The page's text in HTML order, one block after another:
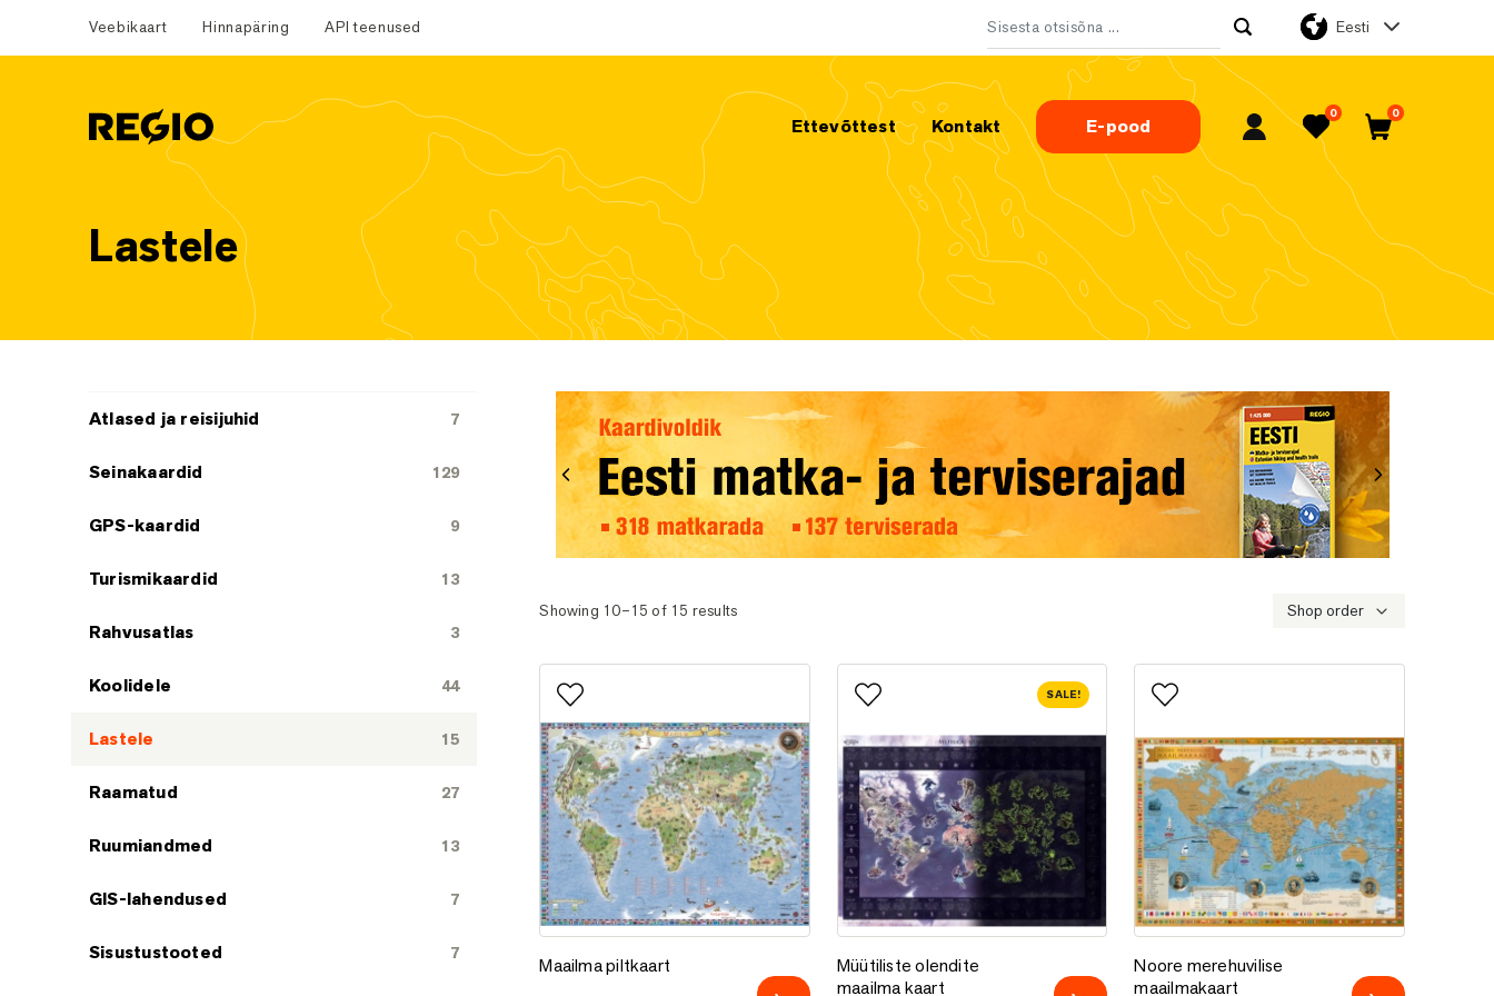
Veebikaart Hinnapäring API teenused
Otsi:
Eesti
Regio Ettevõttest Kontakt E-pood
Minu konto
Lemmikud
0 0
Lastele
Eelmine
Järgmine
Showing 10–15 of 15 results Shop order
Lisa lemmikutesse
Maailma piltkaart
SALE!
Müütiliste olendite
maailma kaart
Noore merehuvilise
maailmakaart
Atlased ja reisijuhid 7
Seinakaardid 129
GPS-kaardid 9
Turismikaardid 13
Rahvusatlas 3
Koolidele 44
Lastele 15
Raamatud 27
Ruumiandmed 13
GIS-lahendused 7
Sisustustooted 7